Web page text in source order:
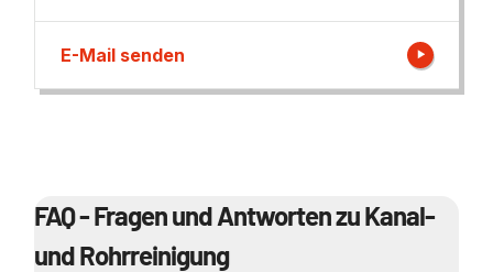
E-Mail senden
FAQ - Fragen und Antworten zu Kanal-
und Rohrreinigung